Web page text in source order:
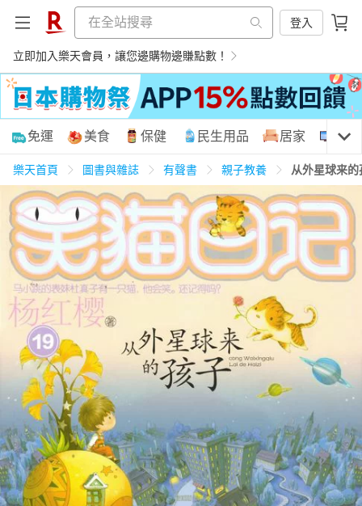
登入
立即加入樂天會員，讓您邊購物邊賺點數！
購物網分類
天天免運 美食蛋糕 養生保健 民生用品
居家生活 3C家電 運動休閒 親子玩具
女裝 男裝 化妝保養 情趣用品
日本購物 電子/紙本書
HOT
免運 美食 保健 民生用品 居家 3C
樂天首頁 圖書與雜誌 有聲書 親子教養 从外星球来